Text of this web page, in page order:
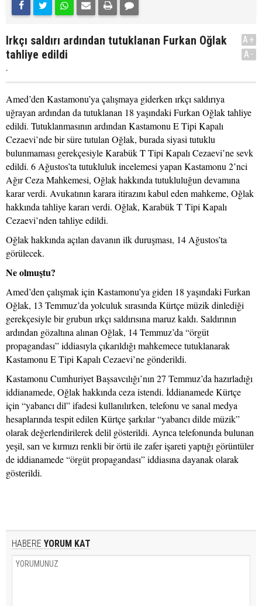
Irkçı saldırı ardından tutuklanan Furkan Oğlak
tahliye edildi
.
A+
A-
Amed’den Kastamonu’ya çalışmaya giderken ırkçı saldırıya
uğrayan ardından da tutuklanan 18 yaşındaki Furkan Oğlak tahliye
edildi. Tutuklanmasının ardından Kastamonu E Tipi Kapalı
Cezaevi’nde bir süre tutulan Oğlak, burada siyasi tutuklu
bulunmaması gerekçesiyle Karabük T Tipi Kapalı Cezaevi’ne sevk
edildi. 6 Ağustos’ta tutukluluk incelemesi yapan Kastamonu 2’nci
Ağır Ceza Mahkemesi, Oğlak hakkında tutukluluğun devamına
karar verdi. Avukatının karara itirazını kabul eden mahkeme, Oğlak
hakkında tahliye kararı verdi. Oğlak, Karabük T Tipi Kapalı
Cezaevi’nden tahliye edildi.
Oğlak hakkında açılan davanın ilk duruşması, 14 Ağustos’ta
görülecek.
Ne olmuştu?
Amed’den çalışmak için Kastamonu’ya giden 18 yaşındaki Furkan
Oğlak, 13 Temmuz’da yolculuk sırasında Kürtçe müzik dinlediği
gerekçesiyle bir grubun ırkçı saldırısına maruz kaldı. Saldırının
ardından gözaltına alınan Oğlak, 14 Temmuz’da “örgüt
propagandası” iddiasıyla çıkarıldığı mahkemece tutuklanarak
Kastamonu E Tipi Kapalı Cezaevi’ne gönderildi.
Kastamonu Cumhuriyet Başsavcılığı’nın 27 Temmuz’da hazırladığı
iddianamede, Oğlak hakkında ceza istendi. İddianamede Kürtçe
için “yabancı dil” ifadesi kullanılırken, telefonu ve sanal medya
hesaplarında tespit edilen Kürtçe şarkılar “yabancı dilde müzik”
olarak değerlendirilerek delil gösterildi. Ayrıca telefonunda bulunan
yeşil, sarı ve kırmızı renkli bir örtü ile zafer işareti yaptığı görüntüler
de iddianamede “örgüt propagandası” iddiasına dayanak olarak
gösterildi.
HABERE YORUM KAT